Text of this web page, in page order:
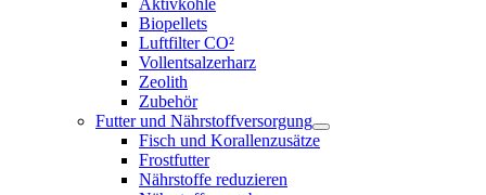
Aktivkohle
Biopellets
Luftfilter CO²
Vollentsalzerharz
Zeolith
Zubehör
Futter und Nährstoffversorgung
Fisch und Korallenzusätze
Frostfutter
Nährstoffe reduzieren